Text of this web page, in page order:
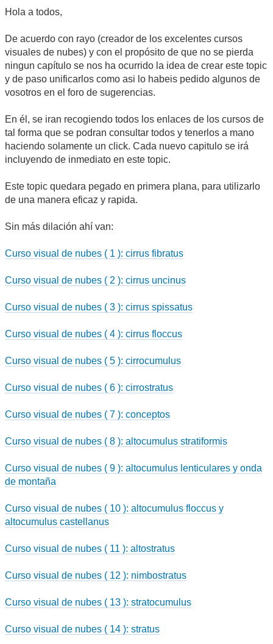
Hola a todos,
De acuerdo con rayo (creador de los excelentes cursos
visuales de nubes) y con el propósito de que no se pierda
ningun capítulo se nos ha ocurrido la idea de crear este topic
y de paso unificarlos como asi lo habeis pedido algunos de
vosotros en el foro de sugerencias.
En él, se iran recogiendo todos los enlaces de los cursos de
tal forma que se podran consultar todos y tenerlos a mano
haciendo solamente un click. Cada nuevo capitulo se irá
incluyendo de inmediato en este topic.
Este topic quedara pegado en primera plana, para utilizarlo
de una manera eficaz y rapida.
Sin más dilación ahí van:
Curso visual de nubes ( 1 ): cirrus fibratus
Curso visual de nubes ( 2 ): cirrus uncinus
Curso visual de nubes ( 3 ): cirrus spissatus
Curso visual de nubes ( 4 ): cirrus floccus
Curso visual de nubes ( 5 ): cirrocumulus
Curso visual de nubes ( 6 ): cirrostratus
Curso visual de nubes ( 7 ): conceptos
Curso visual de nubes ( 8 ): altocumulus stratiformis
Curso visual de nubes ( 9 ): altocumulus lenticulares y onda
de montaña
Curso visual de nubes ( 10 ): altocumulus floccus y
altocumulus castellanus
Curso visual de nubes ( 11 ): altostratus
Curso visual de nubes ( 12 ): nimbostratus
Curso visual de nubes ( 13 ): stratocumulus
Curso visual de nubes ( 14 ): stratus